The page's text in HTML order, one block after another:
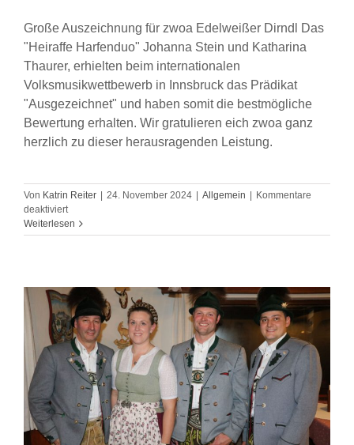
Große Auszeichnung für zwoa Edelweißer Dirndl Das
"Heiraffe Harfenduo" Johanna Stein und Katharina
Thaurer, erhielten beim internationalen
Volksmusikwettbewerb in Innsbruck das Prädikat
"Ausgezeichnet" und haben somit die bestmögliche
Bewertung erhalten. Wir gratulieren eich zwoa ganz
herzlich zu dieser herausragenden Leistung.
Von Katrin Reiter 24. November 2024 Allgemein
Kommentare
deaktiviertfür
Auszeichnung
für
Weiterlesen